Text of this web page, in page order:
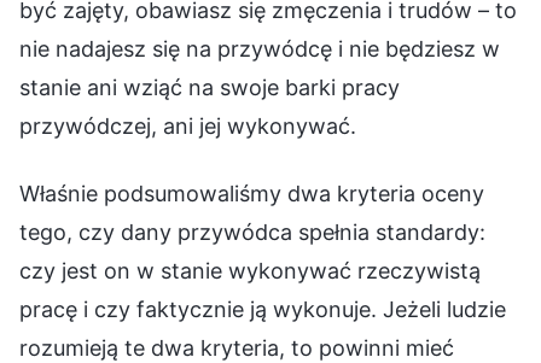
być zajęty, obawiasz się zmęczenia i trudów – to
nie nadajesz się na przywódcę i nie będziesz w
stanie ani wziąć na swoje barki pracy
przywódczej, ani jej wykonywać.
Właśnie podsumowaliśmy dwa kryteria oceny
tego, czy dany przywódca spełnia standardy:
czy jest on w stanie wykonywać rzeczywistą
pracę i czy faktycznie ją wykonuje. Jeżeli ludzie
rozumieją te dwa kryteria, to powinni mieć